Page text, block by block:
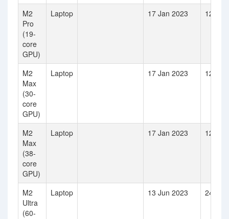
M2
Pro
(19-
core
GPU)
Laptop 17 Jan 2023 12
M2
Max
(30-
core
GPU)
Laptop 17 Jan 2023 12
M2
Max
(38-
core
GPU)
Laptop 17 Jan 2023 12
M2
Ultra
(60-
Laptop 13 Jun 2023 24